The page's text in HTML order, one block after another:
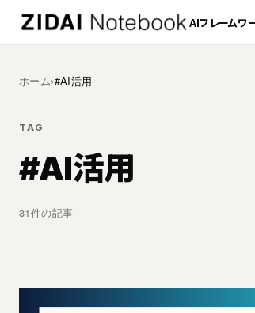
AIフレームワ
ホーム›#AI活用
TAG
#AI活用
31件の記事